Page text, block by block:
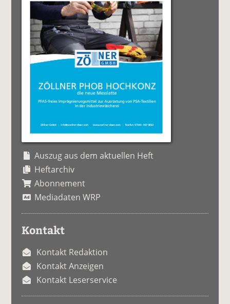
Auszug aus dem aktuellen Heft
Heftarchiv
Abonnement
Mediadaten WRP
Kontakt
Kontakt Redaktion
Kontakt Anzeigen
Kontakt Leserservice